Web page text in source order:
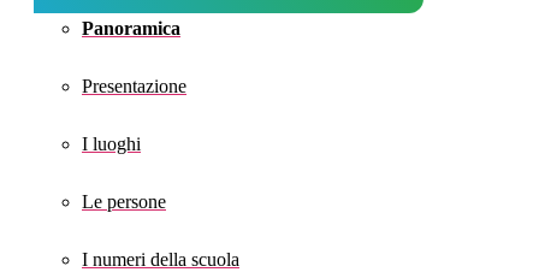
Panoramica
Presentazione
I luoghi
Le persone
I numeri della scuola